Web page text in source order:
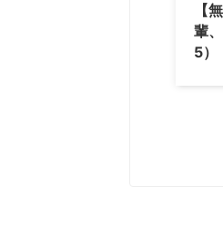
【
輩
5）